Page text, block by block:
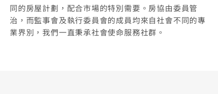
同的房屋計劃，配合市場的特別需要。房協由委員管
治，而監事會及執行委員會的成員均來自社會不同的專
業界別，我們一直秉承社會使命服務社群。